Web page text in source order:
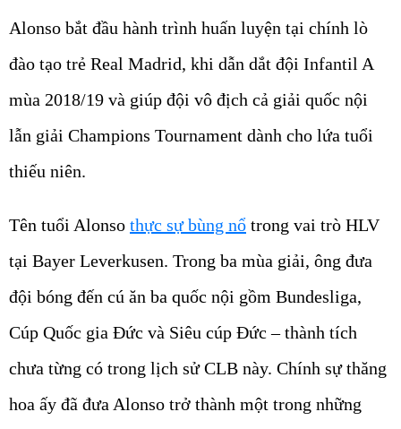
Alonso bắt đầu hành trình huấn luyện tại chính lò
đào tạo trẻ Real Madrid, khi dẫn dắt đội Infantil A
mùa 2018/19 và giúp đội vô địch cả giải quốc nội
lẫn giải Champions Tournament dành cho lứa tuổi
thiếu niên.
Tên tuổi Alonso thực sự bùng nổ trong vai trò HLV
tại Bayer Leverkusen. Trong ba mùa giải, ông đưa
đội bóng đến cú ăn ba quốc nội gồm Bundesliga,
Cúp Quốc gia Đức và Siêu cúp Đức – thành tích
chưa từng có trong lịch sử CLB này. Chính sự thăng
hoa ấy đã đưa Alonso trở thành một trong những